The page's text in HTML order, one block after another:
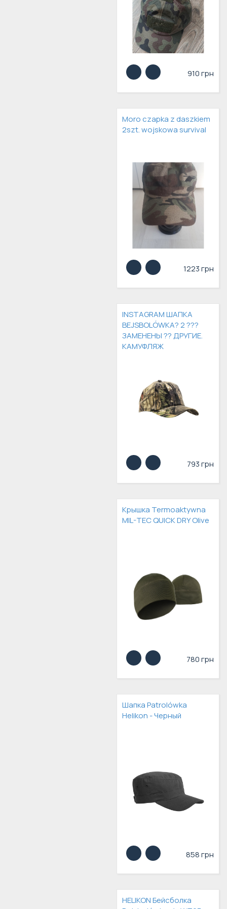
910 грн
Moro czapka z daszkiem
2szt. wojskowa survival
1223 грн
INSTAGRAM ШАПКА
BEJSBOLÓWKA? 2 ???
ЗАМЕНЕНЫ ?? ДРУГИЕ.
КАМУФЛЯЖ
793 грн
Крышка Termoaktywna
MIL-TEC QUICK DRY Olive
780 грн
Шапка Patrolówka
Helikon - Черный
858 грн
HELIKON Бейсболка